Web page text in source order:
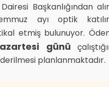
Başkanlığından
ayı optik
etmiş bulunuyor.
günü
planlanmaktadır.